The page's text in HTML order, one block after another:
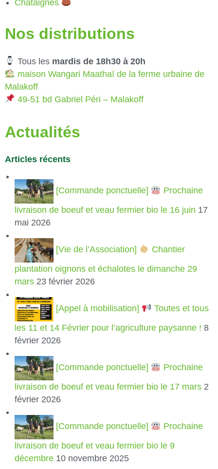
Châtaignes
Nos distributions
Tous lesmardis de 18h30 à 20h
maison Wangari Maathaï de la ferme urbaine de
Malakoff
49-51 bd Gabriel Péri – Malakoff
Actualités
Articles récents
[Commande ponctuelle]
Prochaine
livraison de boeuf et veau fermier bio le 16 juin 17
mai 2026
[Vie de l’Association]
Chantier
plantation oignons et échalotes le dimanche 29
mars 23 février 2026
[Appel à mobilisation]
Toutes et tous
les 11 et 14 Février pour l’agriculture paysanne ! 8
février 2026
[Commande ponctuelle]
Prochaine
livraison de boeuf et veau fermier bio le 17 mars 2
février 2026
[Commande ponctuelle]
Prochaine
livraison de boeuf et veau fermier bio le 9
décembre 10 novembre 2025